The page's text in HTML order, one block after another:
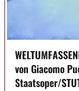
von Giacomo
Staatsoper/